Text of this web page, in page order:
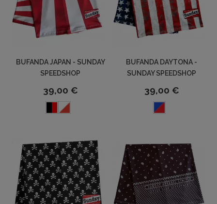
BUFANDA JAPAN - SUNDAY
SPEEDSHOP
39,00 €
BUFANDA DAYTONA -
SUNDAY SPEEDSHOP
39,00 €